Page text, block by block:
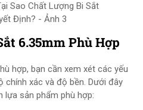
Sao Chất Lượng Bi Sắt
Định? - Ảnh 3
6.35mm Phù Hợp
hợp, bạn cần xem xét các yếu
chính xác và độ bền. Dưới đây
sản phẩm phù hợp: